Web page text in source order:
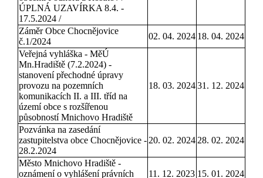
ÚPLNÁ UZAVÍRKA 8.4. -
17.5.2024 /
Záměr Obce Chocnějovice
č.1/2024
02. 04. 2024 18. 04. 2024
Veřejná vyhláška - MěÚ
Mn.Hradiště (7.2.2024) -
stanovení přechodné úpravy
provozu na pozemních
komunikacích II. a III. tříd na
území obce s rozšířenou
působností Mnichovo Hradiště
18. 03. 202431. 12. 2024
Pozvánka na zasedání
zastupitelstva obce Chocnějovice -
28.2.2024
20. 02. 2024 28. 02. 2024
Město Mnichovo Hradiště -
oznámení o vyhlášení právních
11. 12. 2023 15. 01. 2024